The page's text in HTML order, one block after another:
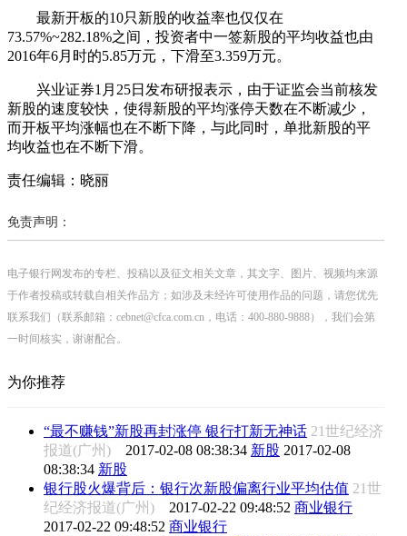
最新开板的10只新股的收益率也仅仅在
73.57%~282.18%之间，投资者中一签新股的平均收益也由
2016年6月时的5.85万元，下滑至3.359万元。
兴业证券1月25日发布研报表示，由于证监会当前核发
新股的速度较快，使得新股的平均涨停天数在不断减少，
而开板平均涨幅也在不断下降，与此同时，单批新股的平
均收益也在不断下滑。
责任编辑：晓丽
免责声明：
电子银行网发布的专栏、投稿以及征文相关文章，其文字、图片、视频均来源
于作者投稿或转载自相关作品方；如涉及未经许可使用作品的问题，请您优先
联系我们（联系邮箱：cebnet@cfca.com.cn，电话：400-880-9888），我们会第
一时间核实，谢谢配合。
为你推荐
“最不赚钱”新股再封涨停 银行打新无神话 21世纪经济
报道(广州) 2017-02-08 08:38:34 新股 2017-02-08
08:38:34 新股
银行股火爆背后：银行次新股偏离行业平均估值 21世
纪经济报道(广州) 2017-02-22 09:48:52 商业银行
2017-02-22 09:48:52 商业银行